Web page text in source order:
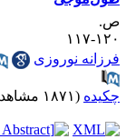
۱۱۷
نوروزی
(۱۸۷۱ مشاهده)